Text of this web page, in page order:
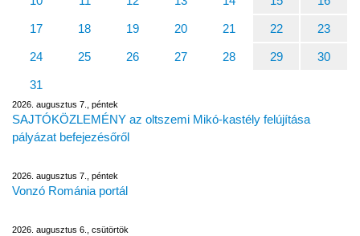
17 18 19 20 21 22 23
24 25 26 27 28 29 30
31
2026. augusztus 7., péntek
SAJTÓKÖZLEMÉNY az oltszemi Mikó-kastély felújítása
pályázat befejezésőről
2026. augusztus 7., péntek
Vonzó Románia portál
2026. augusztus 6., csütörtök